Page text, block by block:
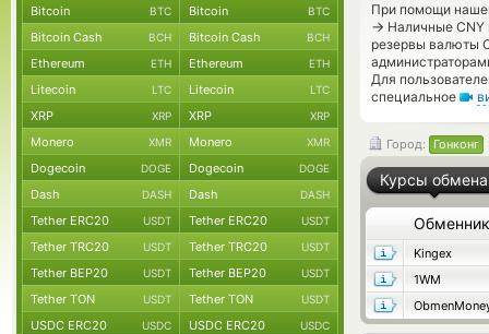
При помощи
→ Наличные CNY
резервы валюты
Для
специальное
Город: Гонконг
Курсы обмена
Обменник
Kingex
1WM
Bitcoin BTC Bitcoin BTC
Bitcoin Cash BCH Bitcoin Cash BCH
Ethereum ETH Ethereum ETH
Litecoin LTC Litecoin LTC
XRP XRP XRP XRP
Monero XMR Monero XMR
Dogecoin DOGE Dogecoin DOGE
Dash DASH Dash DASH
Tether ERC20 USDT Tether ERC20 USDT
Tether TRC20 USDT Tether TRC20 USDT
Tether BEP20 USDT Tether BEP20 USDT
Tether TON USDT Tether TON USDT
USDC ERC20 USDC USDC ERC20 USDC